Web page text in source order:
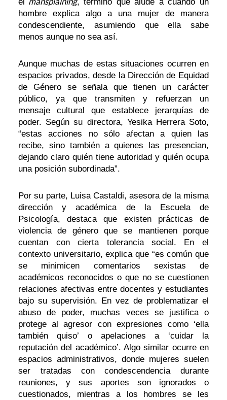
hombre explica algo a una mujer de manera
condescendiente, asumiendo que ella sabe
menos aunque no sea así.
Aunque muchas de estas situaciones ocurren en
espacios privados, desde la Dirección de Equidad
de Género se señala que tienen un carácter
público, ya que transmiten y refuerzan un
mensaje cultural que establece jerarquías de
poder. Según su directora, Yesika Herrera Soto,
“estas acciones no sólo afectan a quien las
recibe, sino también a quienes las presencian,
dejando claro quién tiene autoridad y quién ocupa
una posición subordinada”.
Por su parte, Luisa Castaldi, asesora de la misma
dirección y académica de la Escuela de
Psicología, destaca que existen prácticas de
violencia de género que se mantienen porque
cuentan con cierta tolerancia social. En el
contexto universitario, explica que “es común que
se minimicen comentarios sexistas de
académicos reconocidos o que no se cuestionen
relaciones afectivas entre docentes y estudiantes
bajo su supervisión. En vez de problematizar el
abuso de poder, muchas veces se justifica o
protege al agresor con expresiones como ‘ella
también quiso’ o apelaciones a ‘cuidar la
reputación del académico’. Algo similar ocurre en
espacios administrativos, donde mujeres suelen
ser tratadas con condescendencia durante
reuniones, y sus aportes son ignorados o
cuestionados, mientras a los hombres se les